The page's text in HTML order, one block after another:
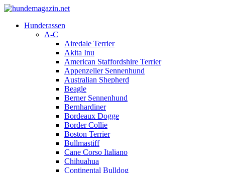
Hunderassen
A-C
Airedale Terrier
Akita Inu
American Staffordshire Terrier
Appenzeller Sennenhund
Australian Shepherd
Beagle
Berner Sennenhund
Bernhardiner
Bordeaux Dogge
Border Collie
Boston Terrier
Bullmastiff
Cane Corso Italiano
Chihuahua
Continental Bulldog